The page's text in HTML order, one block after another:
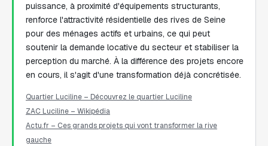
puissance, à proximité d'équipements structurants,
renforce l'attractivité résidentielle des rives de Seine
pour des ménages actifs et urbains, ce qui peut
soutenir la demande locative du secteur et stabiliser la
perception du marché. À la différence des projets encore
en cours, il s'agit d'une transformation déjà concrétisée.
Quartier Luciline – Découvrez le quartier Luciline
ZAC Luciline – Wikipédia
Actu.fr – Ces grands projets qui vont transformer la rive
gauche